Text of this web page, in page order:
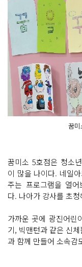
꿈
꿈미소 5호점은 청소
이 많을 나이다. 네일
주는 프로그램을 열
다. 나아가 강사를 초
가까운 곳에 광진어린
기, 빅맨턴과 같은 신
과 함께 만들어 소속감